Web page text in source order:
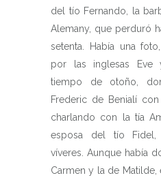
del tío Fernando, la
Alemany, que perduró
setenta. Había una
por las inglesas Eve
tiempo de otoño,
Frederic de Benialí
charlando con la tía
esposa del tío Fidel,
víveres. Aunque había
Carmen y la de